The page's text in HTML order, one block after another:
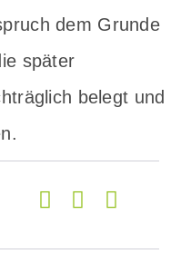
dem Grunde
später
belegt und